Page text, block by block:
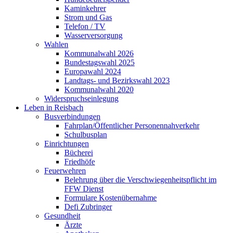
Kaminkehrer
Strom und Gas
Telefon / TV
Wasserversorgung
Wahlen
Kommunalwahl 2026
Bundestagswahl 2025
Europawahl 2024
Landtags- und Bezirkswahl 2023
Kommunalwahl 2020
Widerspruchseinlegung
Leben in Reisbach
Busverbindungen
Fahrplan/Öffentlicher Personennahverkehr
Schulbusplan
Einrichtungen
Bücherei
Friedhöfe
Feuerwehren
Belehrung über die Verschwiegenheitspflicht im
FFW Dienst
Formulare Kostenübernahme
Defi Zubringer
Gesundheit
Ärzte